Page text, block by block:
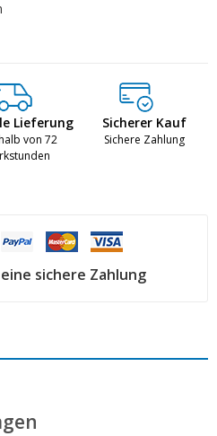
Lieferung
von 72
Sicherer Kauf
Sichere Zahlung
sichere Zahlung